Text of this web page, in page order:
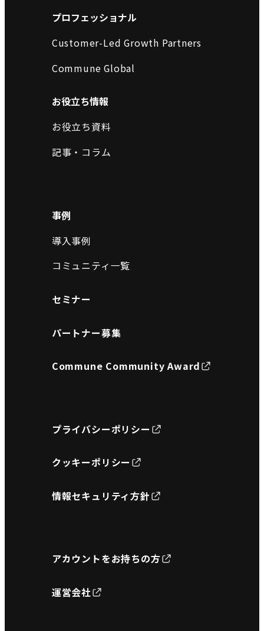
プロフェッショナル
Customer-Led Growth Partners
Commune Global
お役立ち情報
お役立ち資料
記事・コラム
事例
導入事例
コミュニティ一覧
セミナー
パートナー募集
Commune Community Award
プライバシーポリシー
クッキーポリシー
情報セキュリティ方針
アカウントをお持ちの方
運営会社